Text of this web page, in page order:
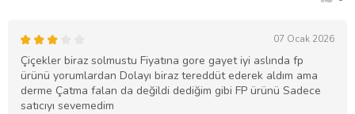
07 Ocak 2026
Çiçekler biraz solmustu Fiyatına gore gayet iyi aslında fp
ürünü yorumlardan Dolayı biraz tereddüt ederek aldım ama
derme Çatma falan da değildi dediğim gibi FP ürünü Sadece
satıcıyı sevemedim